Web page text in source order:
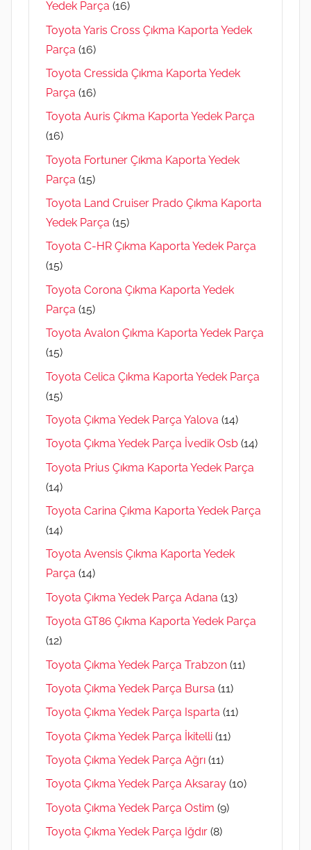
Yedek Parça (16)
Toyota Yaris Cross Çıkma Kaporta Yedek
Parça (16)
Toyota Cressida Çıkma Kaporta Yedek
Parça (16)
Toyota Auris Çıkma Kaporta Yedek Parça
(16)
Toyota Fortuner Çıkma Kaporta Yedek
Parça (15)
Toyota Land Cruiser Prado Çıkma Kaporta
Yedek Parça (15)
Toyota C-HR Çıkma Kaporta Yedek Parça
(15)
Toyota Corona Çıkma Kaporta Yedek
Parça (15)
Toyota Avalon Çıkma Kaporta Yedek Parça
(15)
Toyota Celica Çıkma Kaporta Yedek Parça
(15)
Toyota Çıkma Yedek Parça Yalova (14)
Toyota Çıkma Yedek Parça İvedik Osb (14)
Toyota Prius Çıkma Kaporta Yedek Parça
(14)
Toyota Carina Çıkma Kaporta Yedek Parça
(14)
Toyota Avensis Çıkma Kaporta Yedek
Parça (14)
Toyota Çıkma Yedek Parça Adana (13)
Toyota GT86 Çıkma Kaporta Yedek Parça
(12)
Toyota Çıkma Yedek Parça Trabzon (11)
Toyota Çıkma Yedek Parça Bursa (11)
Toyota Çıkma Yedek Parça Isparta (11)
Toyota Çıkma Yedek Parça İkitelli (11)
Toyota Çıkma Yedek Parça Ağrı (11)
Toyota Çıkma Yedek Parça Aksaray (10)
Toyota Çıkma Yedek Parça Ostim (9)
Toyota Çıkma Yedek Parça Iğdır (8)